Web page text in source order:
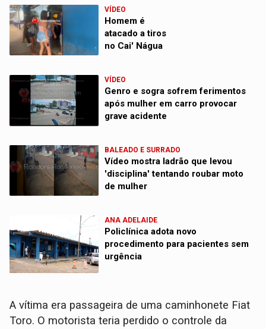
VÍDEO
Homem é
atacado a tiros
no Cai' Nágua
VÍDEO
Genro e sogra sofrem ferimentos
após mulher em carro provocar
grave acidente
BALEADO E SURRADO
Vídeo mostra ladrão que levou
'disciplina' tentando roubar moto
de mulher
ANA ADELAIDE
Policlínica adota novo
procedimento para pacientes sem
urgência
A vítima era passageira de uma caminhonete Fiat
Toro. O motorista teria perdido o controle da